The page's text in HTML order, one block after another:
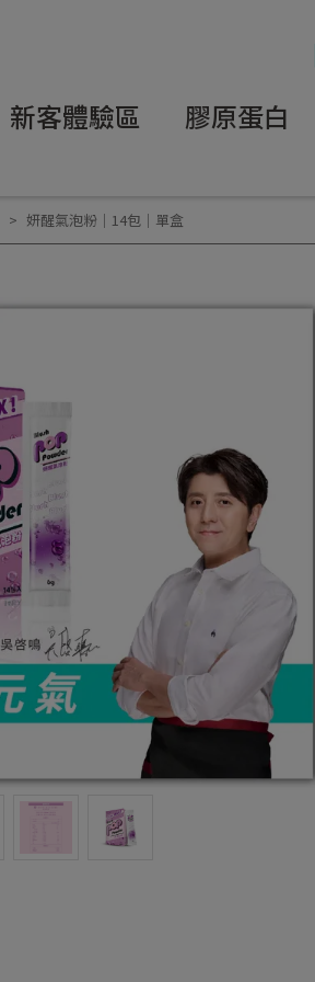
新客體驗區 膠原蛋白
妍醒氣泡粉｜14包｜單盒